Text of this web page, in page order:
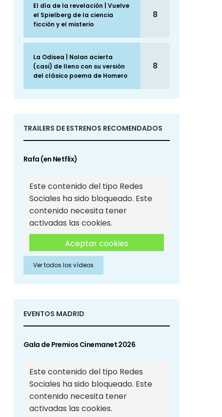
El día de la revelación | Vuelve
el Spielberg de la ciencia
ficción y el misterio
8
La Odisea | Nolan acierta
(casi) de lleno con su versión
del clásico poema de Homero
8
TRAILERS DE ESTRENOS RECOMENDADOS
Rafa (en Netflix)
Este contenido del tipo Redes
Sociales ha sido bloqueado. Este
contenido necesita tener
activadas las cookies.
Aceptar cookies
Aceptar cookies de Redes
Sociales
Ver todos los vídeos
EVENTOS MADRID
Gala de Premios Cinemanet 2026
Este contenido del tipo Redes
Sociales ha sido bloqueado. Este
contenido necesita tener
activadas las cookies.